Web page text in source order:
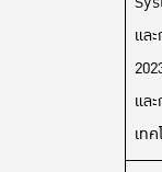
แล
แล
เท